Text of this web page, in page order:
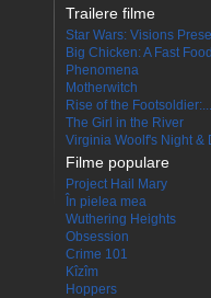
Trailere filme
Star Wars: Visions
Big Chicken: A Fast
Phenomena
Motherwitch
Rise of the Footsoldier:...
The Girl in the River
Virginia Woolf's Night &
Filme populare
Project Hail Mary
În pielea mea
Wuthering Heights
Obsession
Crime 101
Kîzîm
Hoppers